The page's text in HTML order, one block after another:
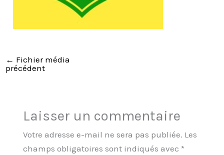
← Fichier média
précédent
Laisser un commentaire
Votre adresse e-mail ne sera pas publiée. Les
champs obligatoires sont indiqués avec *